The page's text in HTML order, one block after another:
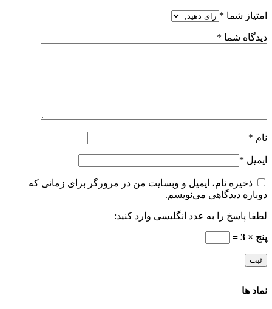
امتیاز شما *
دیدگاه شما *
نام *
ایمیل *
ذخیره نام، ایمیل و وبسایت من در مرورگر برای زمانی که
دوباره دیدگاهی می‌نویسم.
لطفا پاسخ را به عدد انگلیسی وارد کنید:
پنج × 3 =
نماد ها